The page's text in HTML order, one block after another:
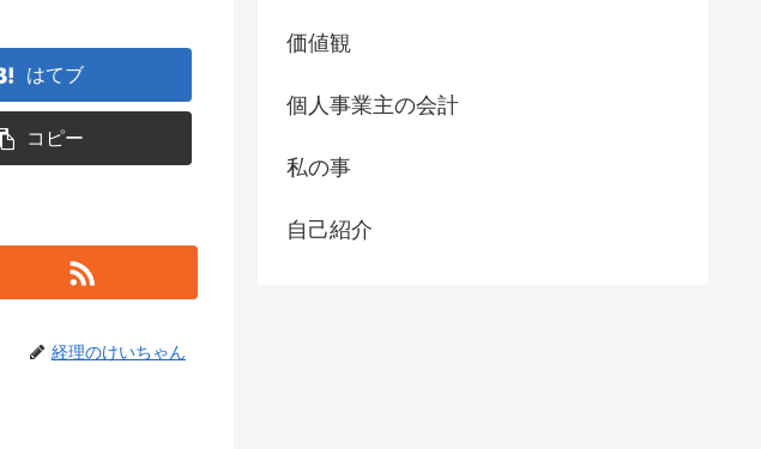
はてブ
コピー
経理のけいちゃん
価値観
個人事業主の会計
私の事
自己紹介